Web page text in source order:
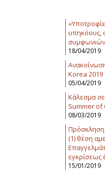
υπηκόους,
συμφωνιών
18/04/2019
Korea 2019
05/04/2019
Κάλεσμα
Summer of
08/03/2019
Πρόσκληση
(1) θέση
εγκρίσεως
15/01/2019